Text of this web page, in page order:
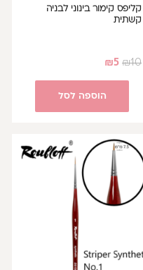
קליפס קימור בינוני לבניה
קשתית
₪10
₪5
הוספה לסל